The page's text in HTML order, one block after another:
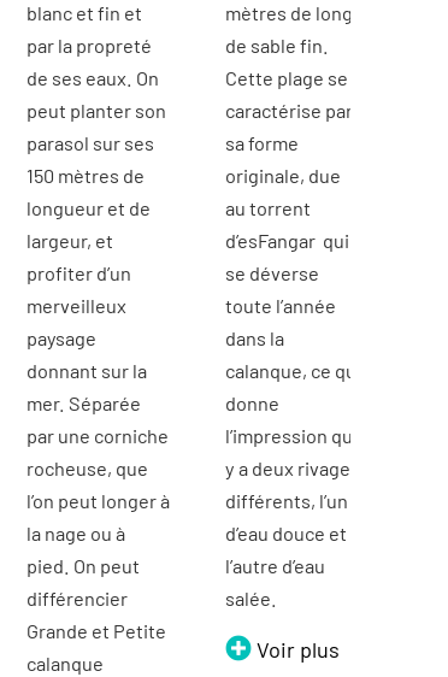
blanc et fin et
par la propreté
de ses eaux. On
peut planter son
parasol sur ses
150 mètres de
longueur et de
largeur, et
profiter d’un
merveilleux
paysage
donnant sur la
mer. Séparée
par une corniche
rocheuse, que
l’on peut longer à
la nage ou à
pied. On peut
différencier
Grande et Petite
calanque
mètres de long,
de sable fin.
Cette plage se
caractérise par
sa forme
originale, due
au torrent
d’esFangar qui
se déverse
toute l’année
dans la
calanque, ce qui
donne
l’impression qu’il
y a deux rivages
différents, l’un
d’eau douce et
l’autre d’eau
salée.
Voir plus